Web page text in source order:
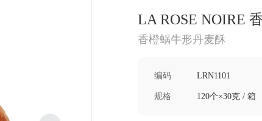
LA ROSE NOIRE
香橙蜗牛形丹麦酥
编码 LRN1101
规格 120个×30克 / 箱